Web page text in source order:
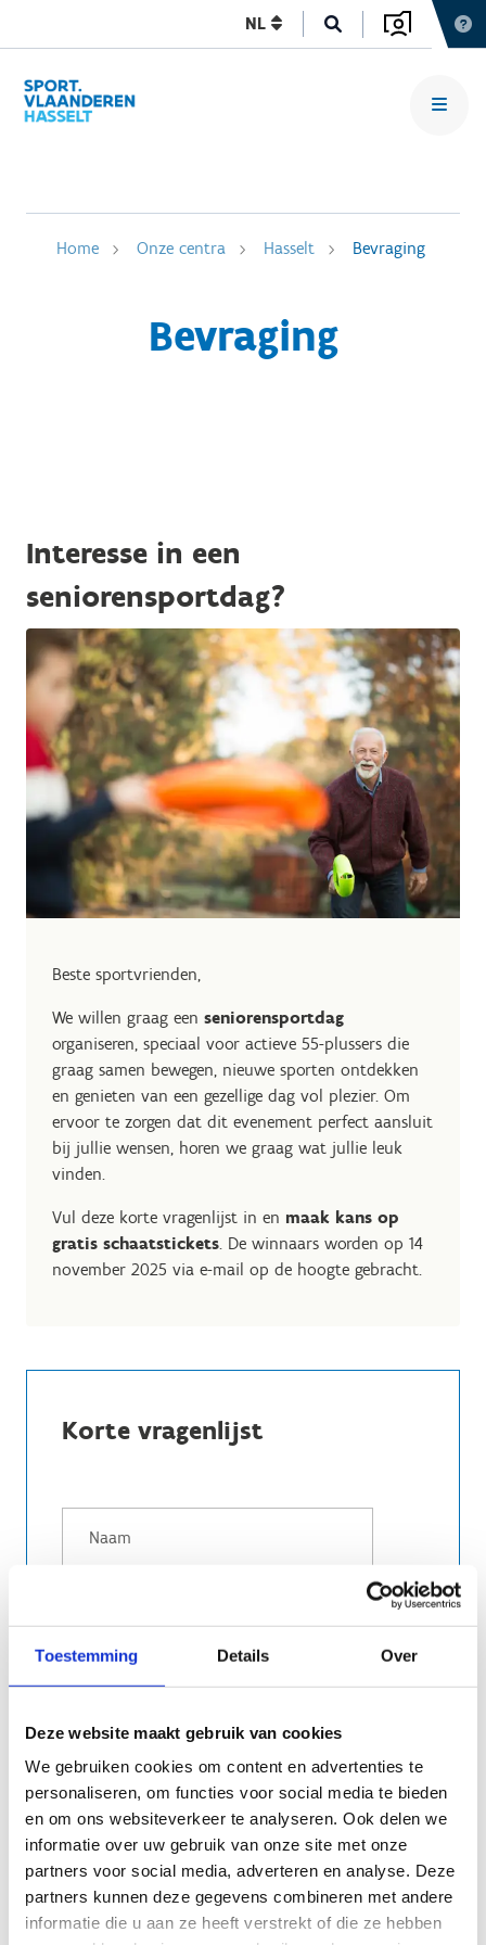
Toestemming Details Over
Deze website maakt gebruik van cookies
We gebruiken cookies om content en advertenties te
personaliseren, om functies voor social media te bieden
en om ons websiteverkeer te analyseren. Ook delen we
informatie over uw gebruik van onze site met onze
partners voor social media, adverteren en analyse. Deze
partners kunnen deze gegevens combineren met andere
informatie die u aan ze heeft verstrekt of die ze hebben
NL
Home Onze centra Hasselt Bevraging
Bevraging
Interesse in een
seniorensportdag?
Beste sportvrienden,
We willen graag een seniorensportdag
organiseren, speciaal voor actieve 55-plussers die
graag samen bewegen, nieuwe sporten ontdekken
en genieten van een gezellige dag vol plezier. Om
ervoor te zorgen dat dit evenement perfect aansluit
bij jullie wensen, horen we graag wat jullie leuk
vinden.
Vul deze korte vragenlijst in en maak kans op
gratis schaatstickets . De winnaars worden op 14
november 2025 via e-mail op de hoogte gebracht.
Korte vragenlijst
(Nodig om kans te maken op de schaatstickets)
seniorenwerking van jouw gemeente deel te
nemen aan een seniorensportdag in Hasselt?*
Ja
Misschien
Nee
Bevestiging deelname*
Door deel te nemen aan deze wedstrijd,
georganiseerd door Sport Vlaanderen, ga ik